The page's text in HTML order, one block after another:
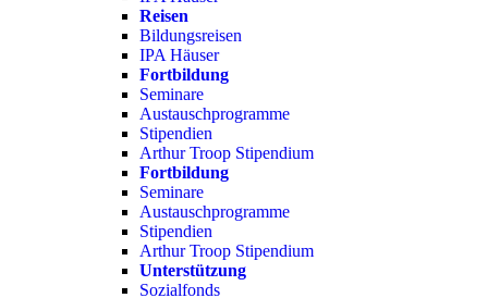
Reisen
Bildungsreisen
IPA Häuser
Fortbildung
Seminare
Austauschprogramme
Stipendien
Arthur Troop Stipendium
Fortbildung
Seminare
Austauschprogramme
Stipendien
Arthur Troop Stipendium
Unterstützung
Sozialfonds